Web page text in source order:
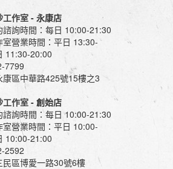
工作室 - 永康店
諮詢時間：每日 10:00-21:30
室營業時間：平日 13:30-
11:30-20:00
7799
康區中華路425號15樓之3
工作室 - 創始店
諮詢時間：每日 10:00-21:30
室營業時間：平日 10:00-
10:00-21:00
2592
民區博愛一路30號6樓